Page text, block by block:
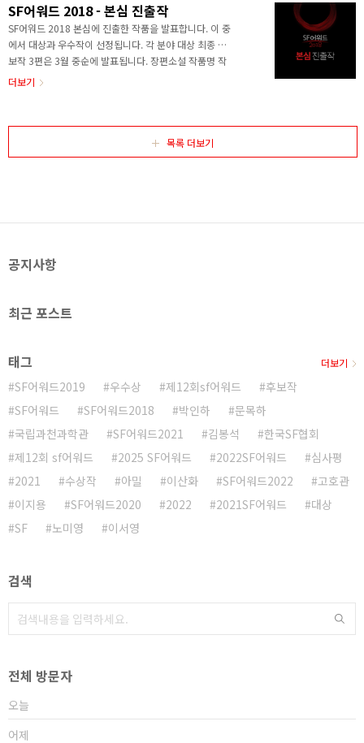
koreasf.award@gmail.com로 연락주시고 오셔서 수
상자를 축하해주세요! 시상식 현장에서 SF어워드 대상
이 발표됩니다. 수상자에게는 심사평과 함께 상장과 상
패가 수여됩니다. 시상식에서는 다과와 음료수를 제공
할 예정입니다. 시상식 이후 수상작과 심사평이 온라인
으로 공개됩니다. ※ SF어워드 시상식 상세 사항 - 장소
SF어워드 2018 - 본심 진출작
SF어워드 2018 본심에 진출한 작품을 발표합니다. 이 중
에서 대상과 우수작이 선정됩니다. 각 분야 대상 최종 후
보작 3편은 3월 중순에 발표됩니다. 장편소설 작품명 작
가 출판사 러브비츠 평전 김상원 소울파트 무한의 책 김
의 선지자 김보영 아작 창백한 말 최민호 황금가지 중·단
편소설 작품명 작가 출판사/플랫폼 수록된 곳 어째서 고
호관 크로스로드 만날 수 있을까 곽재식 그래비티북스 행
안의 소녀 김초엽 이음 과학잡지 에피 단발 리체르카 브
더보기
목록 더보기
공지사항
최근 포스트
태그
SF어워드2019 우수상 제12회sf어워드
후보작
SF어워드
SF어워드2018 박인하
문목하
국립과천과학관
SF어워드2021 김봉석
한국SF협회
제12회 sf어워드
2025 SF어워드 2022SF어워드
심사평
2021
수상작 아밀 이산화 SF어워드2022
고호관
이지용
SF어워드2020 2022 2021SF어워드
대상
SF
노미영 이서영
더보기
검색
전체 방문자
오늘
어제